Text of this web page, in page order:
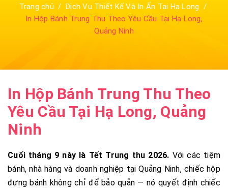
Trang chủ / Dịch Vụ Thiết Kế Và In Ấn Tại Hạ Long /
In Hộp Bánh Trung Thu Theo Yêu Cầu Tại Hạ Long,
Quảng Ninh
In Hộp Bánh Trung Thu Theo
Yêu Cầu Tại Hạ Long, Quảng
Ninh
Cuối tháng 9 này là Tết Trung thu 2026. Với các tiệm
bánh, nhà hàng và doanh nghiệp tại Quảng Ninh, chiếc hộp
đựng bánh không chỉ để bảo quản — nó quyết định chiếc